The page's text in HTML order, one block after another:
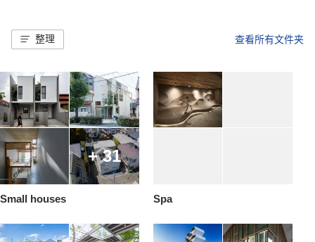
整理 查看所有文件夹
+ 31
Small houses Spa